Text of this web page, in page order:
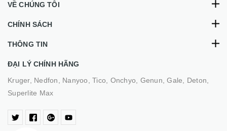
VỀ CHÚNG TÔI
CHÍNH SÁCH
THÔNG TIN
ĐẠI LÝ CHÍNH HÃNG
Kruger, Nedfon, Nanyoo, Tico, Onchyo, Genun, Gale, Deton,
Superlite Max